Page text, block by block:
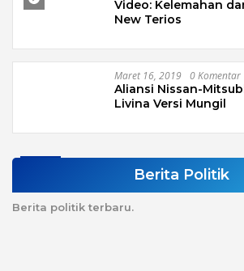
Video: Kelemahan
New Terios
Maret 16, 2019 0 Komentar
Aliansi Nissan-
Livina Versi Mungil
Berita Politik
Berita politik terbaru.